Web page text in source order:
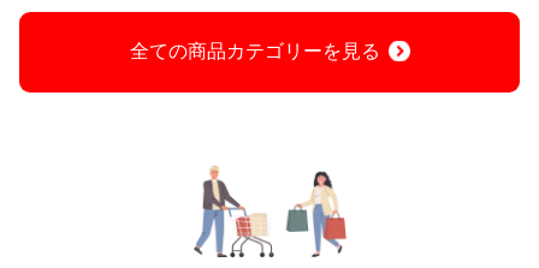
全ての商品カテゴリーを見る